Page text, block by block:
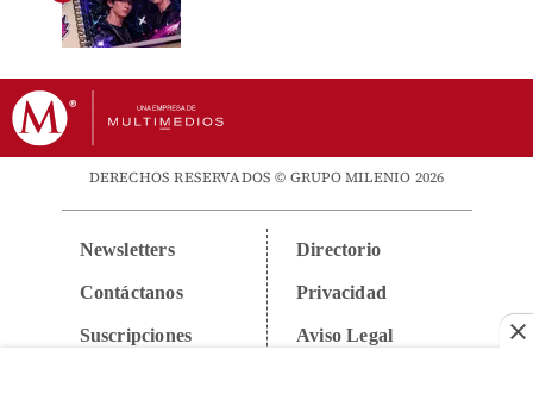
DERECHOS RESERVADOS © GRUPO MILENIO 2026
Newsletters
Contáctanos
Suscripciones
Directorio
Privacidad
Aviso Legal